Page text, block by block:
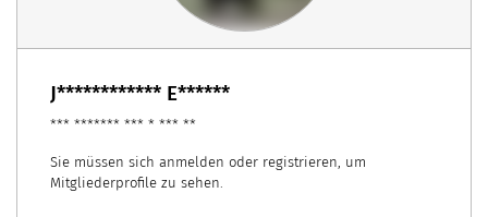
J************ E******
*** ******* *** * *** **
Sie müssen sich anmelden oder registrieren, um
Mitgliederprofile zu sehen.